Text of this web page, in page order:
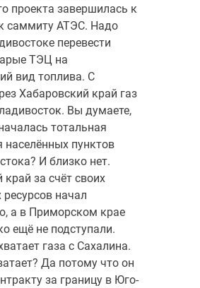
проекта завершилась к
саммиту АТЭС. Надо
перевести
ТЭЦ на
вид топлива. С
Хабаровский край газ
Вы думаете,
тотальная
населённых пунктов
И близко нет.
край за счёт своих
начал
а в Приморском крае
ещё не подступали.
газа с Сахалина.
Да потому что он
за границу в Юго-